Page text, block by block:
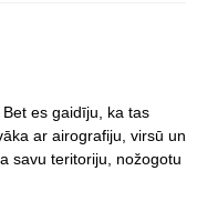
es gaidīju, ka tas
ar airografiju, virsū un
savu teritoriju, nožogotu